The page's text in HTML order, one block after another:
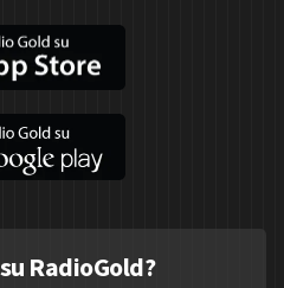
RadioGold?